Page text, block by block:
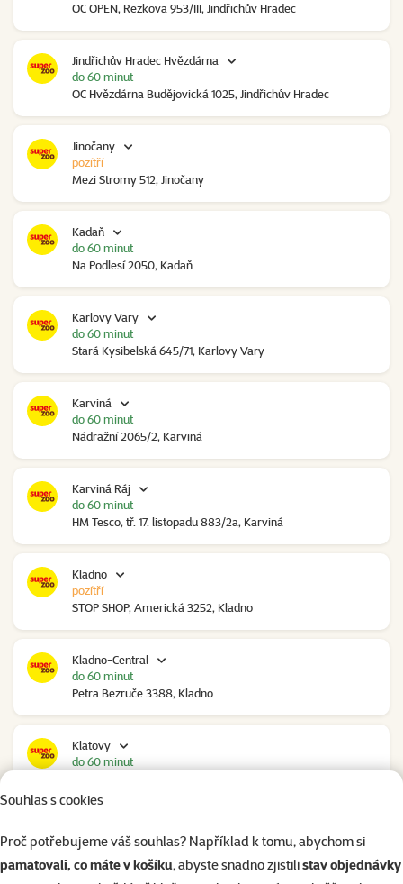
Souhlas s cookies
Proč potřebujeme váš souhlas? Například k tomu, abychom si
pamatovali, co máte v košíku, abyste snadno zjistilistav objednávky
OC OPEN, Rezkova 953/III, Jindřichův Hradec
Jindřichův Hradec Hvězdárna
OC Hvězdárna Budějovická 1025, Jindřichův Hradec
do 60 minut
Jinočany
Mezi Stromy 512, Jinočany
pozítří
Kadaň
Na Podlesí 2050, Kadaň
do 60 minut
Karlovy Vary
Stará Kysibelská 645/71, Karlovy Vary
do 60 minut
Karviná
Nádražní 2065/2, Karviná
do 60 minut
Karviná Ráj
HM Tesco, tř. 17. listopadu 883/2a, Karviná
do 60 minut
Kladno
STOP SHOP, Americká 3252, Kladno
pozítří
Kladno-Central
Petra Bezruče 3388, Kladno
do 60 minut
Klatovy
do 60 minut
Polepská 979, Kolín
do 60 minut